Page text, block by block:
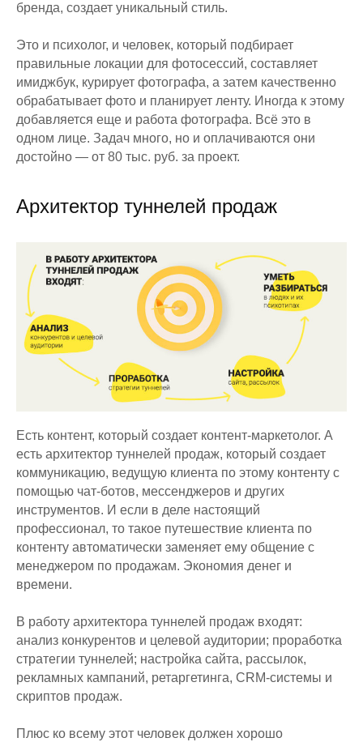
бренда, создает уникальный стиль.
Это и психолог, и человек, который подбирает
правильные локации для фотосессий, составляет
имиджбук, курирует фотографа, а затем качественно
обрабатывает фото и планирует ленту. Иногда к этому
добавляется еще и работа фотографа. Всё это в
одном лице. Задач много, но и оплачиваются они
достойно — от 80 тыс. руб. за проект.
Архитектор туннелей продаж
Есть контент, который создает контент-маркетолог. А
есть архитектор туннелей продаж, который создает
коммуникацию, ведущую клиента по этому контенту с
помощью чат-ботов, мессенджеров и других
инструментов. И если в деле настоящий
профессионал, то такое путешествие клиента по
контенту автоматически заменяет ему общение с
менеджером по продажам. Экономия денег и
времени.
В работу архитектора туннелей продаж входят:
анализ конкурентов и целевой аудитории; проработка
стратегии туннелей; настройка сайта, рассылок,
рекламных кампаний, ретаргетинга, CRM-системы и
скриптов продаж.
Плюс ко всему этот человек должен хорошо